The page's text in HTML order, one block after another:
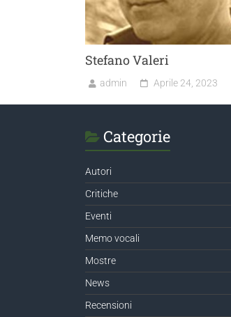
Stefano Valeri
admin Aprile 24, 2023
Categorie
Autori
Critiche
Eventi
Memo vocali
Mostre
News
Recensioni